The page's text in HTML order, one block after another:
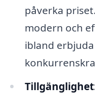
påverka
modern och
ibland